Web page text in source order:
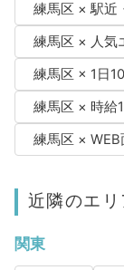
練馬区 × 駅近
練馬区 × 人気
練馬区 × 1日
練馬区 × 時給
練馬区 × WEB
近隣のエ
関東